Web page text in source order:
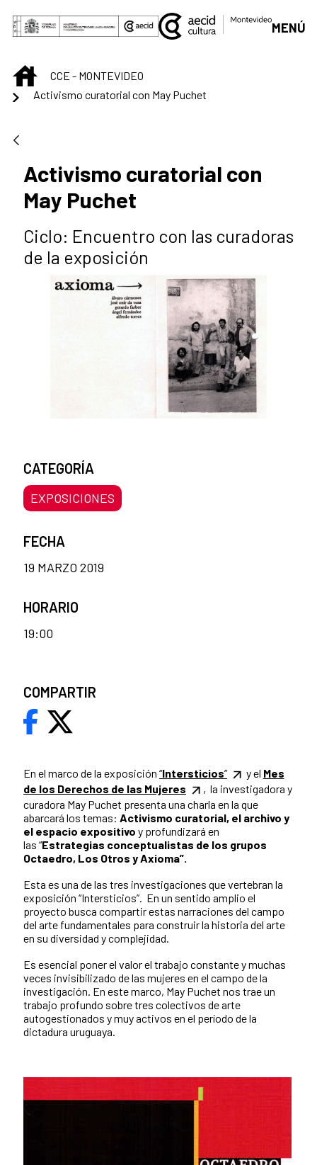
Saltar al contenido principal
MENÚ
INICIOCCE - MONTEVIDEO
Activismo curatorial con May Puchet
Activismo curatorial con
May Puchet
Ciclo: Encuentro con las curadoras
de la exposición
En el marco de la exposición “Intersticios” y el Mes
de los Derechos de las Mujeres
, la investigadora y
curadora May Puchet presenta una charla en la que
abarcará los temas: Activismo curatorial, el archivo y
el espacio expositivo y profundizará en
las “Estrategias conceptualistas de los grupos
Octaedro, Los Otros y Axioma”.
Esta es una de las tres investigaciones que vertebran la
exposición “Intersticios”. En un sentido amplio el
proyecto busca compartir estas narraciones del campo
del arte fundamentales para construir la historia del arte
en su diversidad y complejidad.
Es esencial poner el valor el trabajo constante y muchas
veces invisibilizado de las mujeres en el campo de la
investigación. En este marco, May Puchet nos trae un
trabajo profundo sobre tres colectivos de arte
autogestionados y muy activos en el período de la
dictadura uruguaya.
CATEGORÍA
EXPOSICIONES
FECHA
19 MARZO 2019
HORARIO
19:00
COMPARTIR